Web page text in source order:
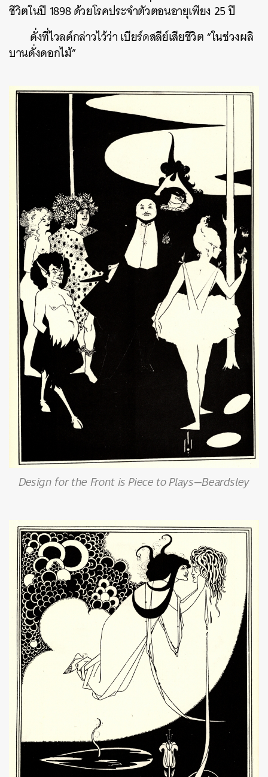
ชีวิตในปี 1898 ด้วยโรคประจำตัวตอนอายุเพียง 25 ปี
ดั่งที่ไวลด์กล่าวไว้ว่า เบียร์ดสลีย์เสียชีวิต “ในช่วงผลิ
บานดั่งดอกไม้”
Design for the Front is Piece to Plays—Beardsley